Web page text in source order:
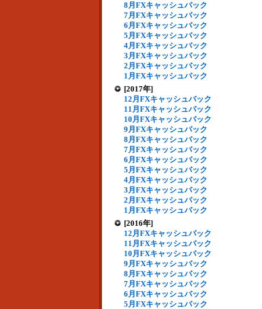
8月FXキャッシュバック
7月FXキャッシュバック
6月FXキャッシュバック
5月FXキャッシュバック
4月FXキャッシュバック
3月FXキャッシュバック
2月FXキャッシュバック
1月FXキャッシュバック
[2017年]
12月FXキャッシュバック
11月FXキャッシュバック
10月FXキャッシュバック
9月FXキャッシュバック
8月FXキャッシュバック
7月FXキャッシュバック
6月FXキャッシュバック
5月FXキャッシュバック
4月FXキャッシュバック
3月FXキャッシュバック
2月FXキャッシュバック
1月FXキャッシュバック
[2016年]
12月FXキャッシュバック
11月FXキャッシュバック
10月FXキャッシュバック
9月FXキャッシュバック
8月FXキャッシュバック
7月FXキャッシュバック
6月FXキャッシュバック
5月FXキャッシュバック